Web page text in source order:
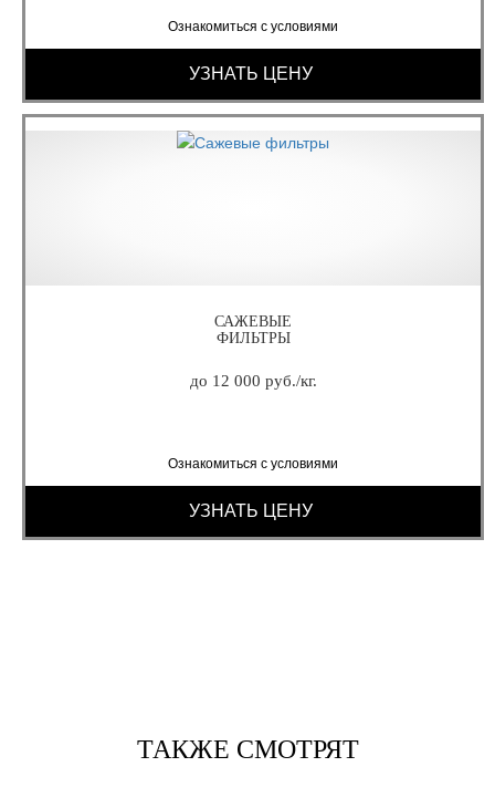
Ознакомиться с условиями
УЗНАТЬ ЦЕНУ
САЖЕВЫЕ
ФИЛЬТРЫ
до 12 000 руб./кг.
Ознакомиться с условиями
УЗНАТЬ ЦЕНУ
ТАКЖЕ СМОТРЯТ